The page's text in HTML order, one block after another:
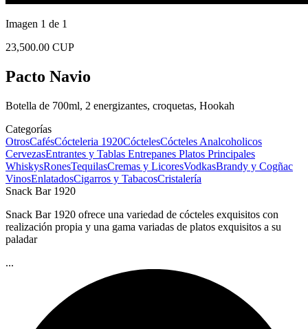
Imagen 1 de 1
23,500.00 CUP
Pacto Navio
Botella de 700ml, 2 energizantes, croquetas, Hookah
Categorías
OtrosCafésCócteleria 1920CóctelesCócteles Analcoholicos
CervezasEntrantes y Tablas Entrepanes Platos Principales
WhiskysRonesTequilasCremas y LicoresVodkasBrandy y Cogñac
VinosEnlatadosCigarros y TabacosCristalería
Snack Bar 1920
Snack Bar 1920 ofrece una variedad de cócteles exquisitos con
realización propia y una gama variadas de platos exquisitos a su
paladar
...